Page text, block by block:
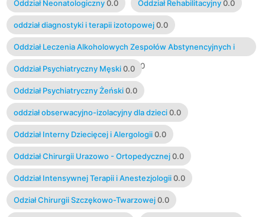
Oddział Neonatologiczny 0.0 Oddział Rehabilitacyjny 0.0
oddział diagnostyki i terapii izotopowej 0.0
Oddział Leczenia Alkoholowych Zespołów Abstynencyjnych i
Terapii Uzależnienia od Alkoholu0.0
Oddział Psychiatryczny Męski 0.0
Oddział Psychiatryczny Żeński 0.0
oddział obserwacyjno-izolacyjny dla dzieci 0.0
Oddział Interny Dziecięcej i Alergologii 0.0
Oddział Chirurgii Urazowo - Ortopedycznej 0.0
Oddział Intensywnej Terapii i Anestezjologii 0.0
Odział Chirurgii Szczękowo-Twarzowej 0.0